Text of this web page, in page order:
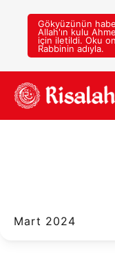
Gökyüzünün
Allah'ın kulu
için iletildi. Oku
Rabbinin adıyla.
Mart 2024